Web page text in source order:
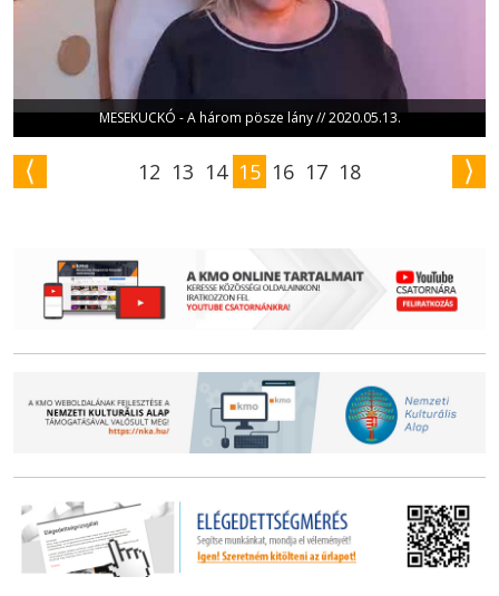
MESEKUCKÓ - A három pösze lány // 2020.05.13.
12 13 14 15 16 17 18